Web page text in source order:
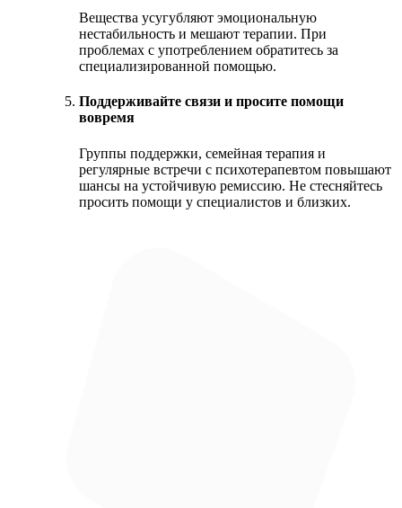
Вещества усугубляют эмоциональную
нестабильность и мешают терапии. При
проблемах с употреблением обратитесь за
специализированной помощью.
Поддерживайте связи и просите помощи
вовремя
Группы поддержки, семейная терапия и
регулярные встречи с психотерапевтом повышают
шансы на устойчивую ремиссию. Не стесняйтесь
просить помощи у специалистов и близких.